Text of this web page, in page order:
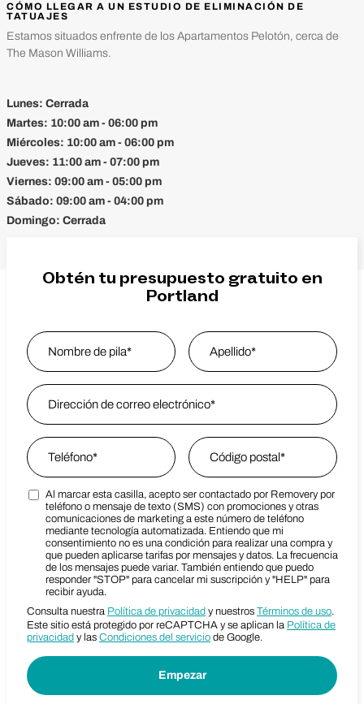
CÓMO LLEGAR A UN ESTUDIO DE ELIMINACIÓN DE
TATUAJES
Estamos situados enfrente de los Apartamentos Pelotón, cerca de
The Mason Williams.
Lunes: Cerrada
Martes: 10:00 am - 06:00 pm
Miércoles: 10:00 am - 06:00 pm
Jueves: 11:00 am - 07:00 pm
Viernes: 09:00 am - 05:00 pm
Sábado: 09:00 am - 04:00 pm
Domingo: Cerrada
Obtén tu presupuesto gratuito en
Portland
Name
Nombre
Email Address
Phone Zip Code
Zip Code
Marketing SMS Consent Terms
Al marcar esta casilla, acepto ser contactado por Removery por
teléfono o mensaje de texto (SMS) con promociones y otras
comunicaciones de marketing a este número de teléfono
mediante tecnología automatizada. Entiendo que mi
consentimiento no es una condición para realizar una compra y
que pueden aplicarse tarifas por mensajes y datos. La frecuencia
de los mensajes puede variar. También entiendo que puedo
responder "STOP" para cancelar mi suscripción y "HELP" para
recibir ayuda.
Consulta nuestra Política de privacidad y nuestros Términos de uso.
Este sitio está protegido por reCAPTCHA y se aplican la Política de
privacidad y las Condiciones del servicio de Google.